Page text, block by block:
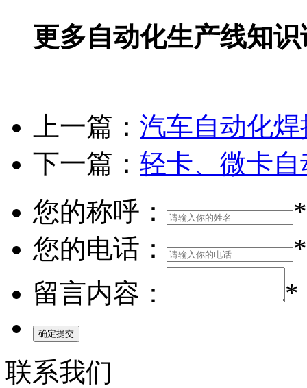
更多自动化生产线知
上一篇： 汽车自动化
下一篇： 轻卡、微卡
您的称呼：
*
您的电话：
*
留言内容：
*
联系我们